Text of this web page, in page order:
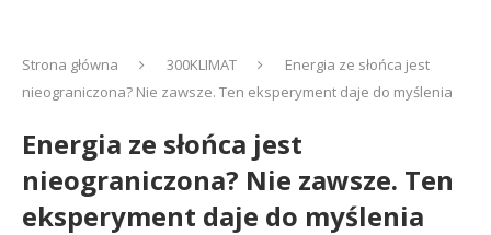
Strona główna 300KLIMAT
Energia ze słońca jest
nieograniczona? Nie zawsze. Ten eksperyment daje do myślenia
Energia ze słońca jest
nieograniczona? Nie zawsze. Ten
eksperyment daje do myślenia